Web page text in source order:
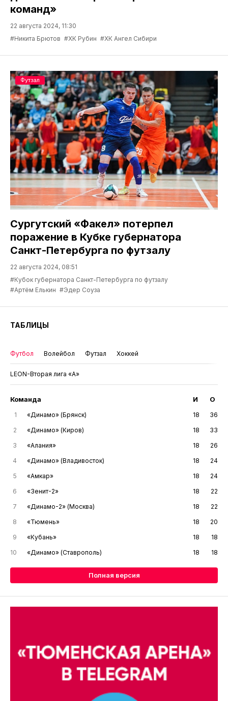
команд»
22 августа 2024, 11:30
#Никита Брютов #ХК Рубин #ХК Ангел Сибири
Сургутский «Факел» потерпел
поражение в Кубке губернатора
Санкт-Петербурга по футзалу
22 августа 2024, 08:51
#Кубок губернатора Санкт-Петербурга по футзалу
#Артём Елькин #Эдер Соуза
Футзал
ТАБЛИЦЫ
Футбол Волейбол Футзал Хоккей
LEON-Вторая лига «А»
Команда И О
1 «Динамо» (Брянск) 18
36
2
«Динамо» (Киров) 18
33
3
«Алания» 18
26
4
«Динамо» (Владивосток) 18
24
5
«Амкар» 18
24
6
«Зенит-2» 18
22
7
«Динамо-2» (Москва) 18
22
8
«Тюмень» 18
20
9
«Кубань» 18
18
10
«Динамо» (Ставрополь) 18 18
Полная версия